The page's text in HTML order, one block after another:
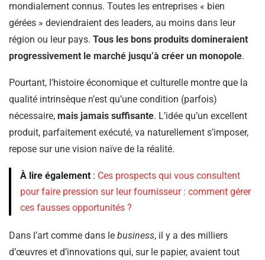
mondialement connus. Toutes les entreprises « bien
gérées » deviendraient des leaders, au moins dans leur
région ou leur pays. Tous les bons produits domineraient
progressivement le marché jusqu’à créer un monopole.
Pourtant, l’histoire économique et culturelle montre que la
qualité intrinsèque n’est qu’une condition (parfois)
nécessaire, mais jamais suffisante. L’idée qu’un excellent
produit, parfaitement exécuté, va naturellement s’imposer,
repose sur une vision naïve de la réalité.
À lire également : Ces prospects qui vous consultent
pour faire pression sur leur fournisseur : comment gérer
ces fausses opportunités ?
Dans l’art comme dans le business, il y a des milliers
d’œuvres et d’innovations qui, sur le papier, avaient tout